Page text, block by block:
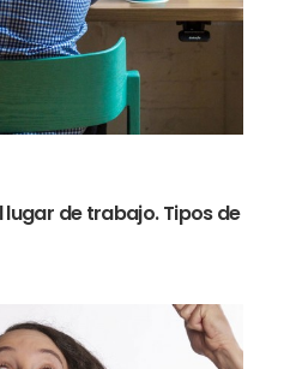
lugar de trabajo. Tipos de